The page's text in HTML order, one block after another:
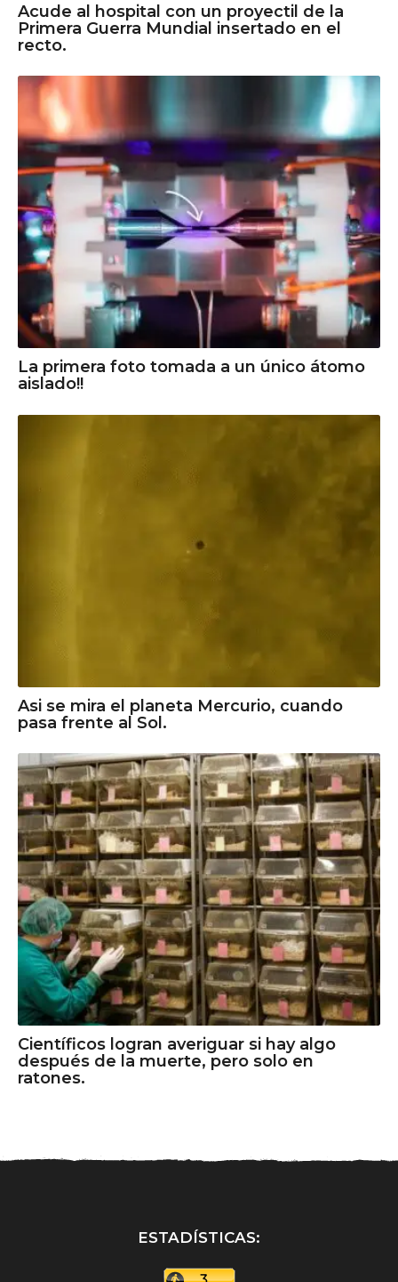
Acude al hospital con un proyectil de la
Primera Guerra Mundial insertado en el
recto.
La primera foto tomada a un único átomo
aislado!!
Asi se mira el planeta Mercurio, cuando
pasa frente al Sol.
Científicos logran averiguar si hay algo
después de la muerte, pero solo en
ratones.
ESTADÍSTICAS: